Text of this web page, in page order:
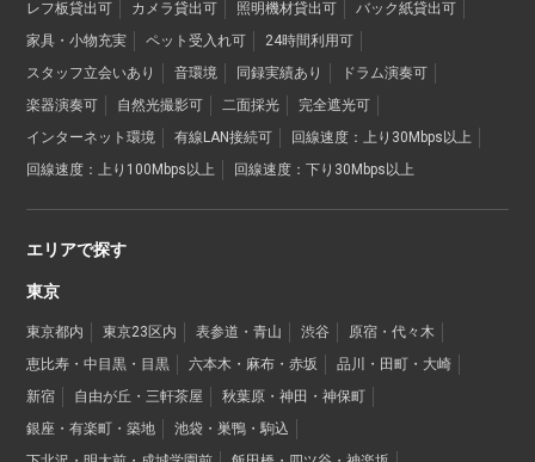
レフ板貸出可
カメラ貸出可 照明機材貸出可
バック紙貸出可
家具・小物充実
ペット受入れ可
24時間利用可
スタッフ立会いあり
音環境 同録実績あり
ドラム演奏可
楽器演奏可
自然光撮影可 二面採光
完全遮光可
インターネット環境
有線LAN接続可
回線速度：上り30Mbps以上
回線速度：上り100Mbps以上
回線速度：下り30Mbps以上
エリアで探す
東京
東京都内 東京23区内 表参道・青山 渋谷
原宿・代々木
恵比寿・中目黒・目黒
六本木・麻布・赤坂
品川・田町・大崎
新宿
自由が丘・三軒茶屋
秋葉原・神田・神保町
銀座・有楽町・築地
池袋・巣鴨・駒込